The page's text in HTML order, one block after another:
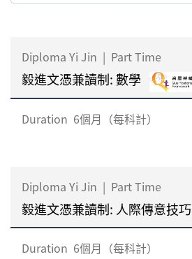
Diploma Yi Jin | Part Time
毅進文憑兼讀制: 數學
Duration 6個月（每科計）
Diploma Yi Jin | Part Time
毅進文憑兼讀制: 人際傳意技巧
Duration 6個月（每科計）